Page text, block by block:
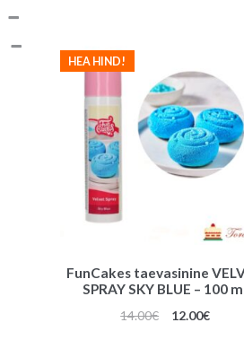
FunCakes taevasinine
SPRAY SKY BLUE – 100
HEA HIND!
14.00€
Algne
12.00€